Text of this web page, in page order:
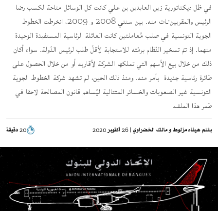
في ظل ديكتاتورية زين العابدين بن علي كانت كل الوسائل متاحة لكسب رضا
الرئيس والمقربين·ـات منه. بين سنتي 2008 و 2009، انخرطت الخطوط
الجوية التونسية في صلب مُعاملتين كانت العائلة الرئاسية المستفيدة الوحيدة
منهما. إذ تمّ تسخير النّظام برمّته للاستجابة لأقلّ طلب لرئيس الدّولة. سواء أكان
ذلك من خلال بيع الأسهم التي تملكها الشركة لأقاربه أو من خلال الحصول على
طائرة رئاسية جديدة بأمر منه. ومنذ ذلك الحين، لم تشهد شركة الخطوط الجوية
التونسية غير الصعوبات والخسائر المتتالية ليُساهم قانون المصالحة لاحقا في
طمر هذا الملف.
بقلم هيفاء مزلوط مالك الخضراوي | 26 أكتوبر 2020 20 دقيقة